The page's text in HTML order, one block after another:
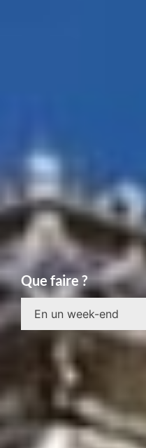
Que faire ?